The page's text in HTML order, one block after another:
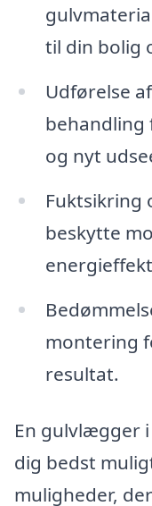
til din bolig
Udførelse
behandling
og nyt
Fuktsikring
beskytte
montering
resultat.
En gulvlægger
dig bedst
muligheder,